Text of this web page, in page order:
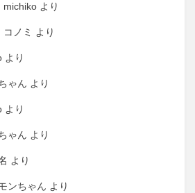
michiko より
コノミ より
より
ゃん より
より
ゃん より
より
ンちゃん より